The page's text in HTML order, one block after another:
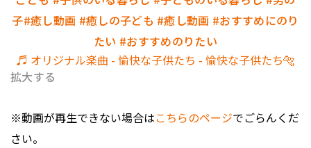
子#癒し動画 #癒しの子ども #癒し動画 #おすすめにのり
たい #おすすめのりたい
♬ オリジナル楽曲 - 愉快な子供たち - 愉快な子供たち🐅
拡大する
※動画が再生できない場合はこちらのページでごらんくだ
さい。